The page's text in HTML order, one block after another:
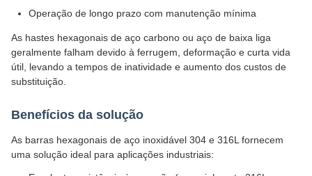
Operação de longo prazo com manutenção mínima
As hastes hexagonais de aço carbono ou aço de baixa liga
geralmente falham devido à ferrugem, deformação e curta vida
útil, levando a tempos de inatividade e aumento dos custos de
substituição.
Benefícios da solução
As barras hexagonais de aço inoxidável 304 e 316L fornecem
uma solução ideal para aplicações industriais: